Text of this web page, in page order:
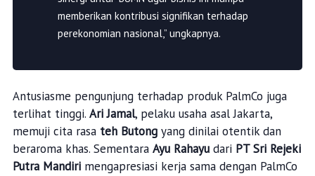
memberikan kontribusi signifikan terhadap
perekonomian nasional,” ungkapnya.
Antusiasme pengunjung terhadap produk PalmCo juga
terlihat tinggi. Ari Jamal, pelaku usaha asal Jakarta,
memuji cita rasa teh Butongyang dinilai otentik dan
beraroma khas. Sementara Ayu Rahayudari PT Sri Rejeki
Putra Mandirimengapresiasi kerja sama dengan PalmCo